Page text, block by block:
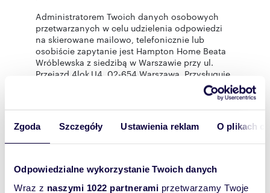
Zgoda Szczegóły Ustawienia reklam O plikach
Odpowiedzialne wykorzystanie Twoich danych
Wraz z naszymi 1022 partnerami przetwarzamy Twoje
Administratorem Twoich danych osobowych
przetwarzanych w celu udzielenia odpowiedzi
na skierowane mailowo, telefonicznie lub
osobiście zapytanie jest Hampton Home Beata
Wróblewska z siedzibą w Warszawie przy ul.
Przejazd 4lok.U4, 02-654 Warszawa. Przysługuje
Ci prawo żądania dostępu do danych, ich
przetwarzania, prawo do wniesienia sprzeciwu
wobec przetwarzania, a także prawo do
przenoszenia danych oraz wniesienia skargi do
Prezesa Urzędu Ochrony Danych Osobowych.
informacji o przetwarzaniu Twoich danych
znajdziesz na naszej stronie internetowej w
zakładce RODO - Klauzule Informacyjne.